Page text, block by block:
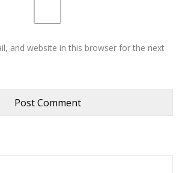
and website in this browser for the next